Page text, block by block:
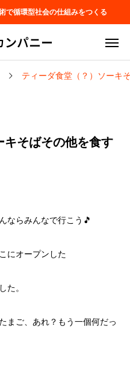
で循環型社会の仕組みをつくる
ンパニー
ティーダ食堂（？）ソーキ
キそばその他を食す
ならみんなで行こう🎵
にオープンした
た。
まご、あれ？もう一個何だっ